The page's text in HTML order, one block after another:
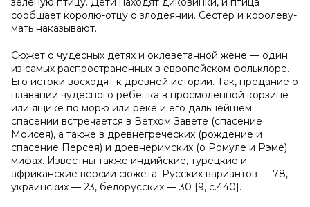
сообщает королю-отцу о злодеянии. Сестер и королеву-
мать наказывают.
Сюжет о чудесных детях и оклеветанной жене — один
из самых распространенных в европейском фольклоре.
Его истоки восходят к древней истории. Так, предание о
плавании чудесного ребенка в просмоленной корзине
или ящике по морю или реке и его дальнейшем
спасении встречается в Ветхом Завете (спасение
Моисея), а также в древнегреческих (рождение и
спасение Персея) и древнеримских (о Ромуле и Рэме)
мифах. Известны также индийские, турецкие и
африканские версии сюжета. Русских вариантов — 78,
украинских — 23, белорусских — 30 [9, с.440].